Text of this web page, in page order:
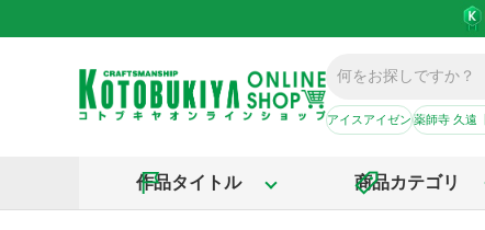
アイスアイゼン薬師寺 久遠
作品タイトル 商品カテゴリ